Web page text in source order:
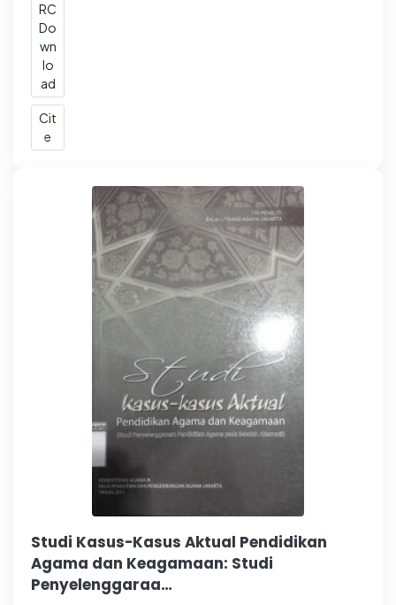
RC
Do
wn
lo
ad
Cit
e
Studi Kasus-Kasus Aktual Pendidikan
Agama dan Keagamaan: Studi
Penyelenggaraa…